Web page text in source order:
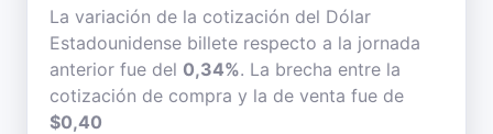
La variación de la cotización del Dólar
Estadounidense billete respecto a la jornada
anterior fue del 0,34%. La brecha entre la
cotización de compra y la de venta fue de
$0,40